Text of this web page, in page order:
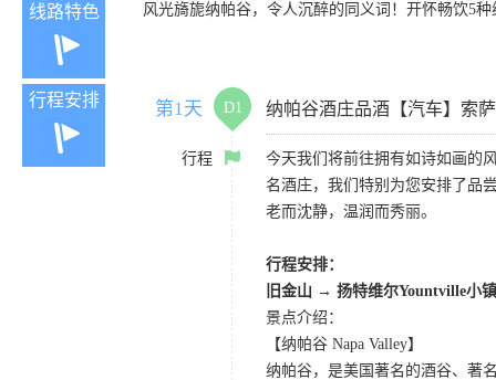
线路特色 风光旖旎纳帕谷，令人沉醉的同义词！开怀畅饮5种
行程安排 第1天 D1 纳帕谷酒庄品酒【汽车】索
行程
今天我们将前往拥有如诗如画的
名酒庄，我们特别为您安排了品
老而沈静，温润而秀丽。
行程安排：
旧金山 → 扬特维尔Yountville小镇
景点介绍：
【纳帕谷 Napa Valley】
纳帕谷，是美国著名的酒谷、著